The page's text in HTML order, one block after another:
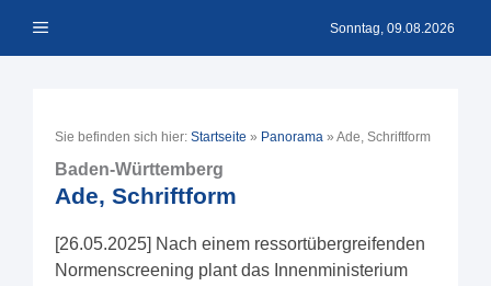
Inhalt Menü Sonntag, 09.08.2026
Sie befinden sich hier: Startseite » Panorama » Ade, Schriftform
Baden-Württemberg
Ade, Schriftform
[26.05.2025] Nach einem ressortübergreifenden
Normenscreening plant das Innenministerium